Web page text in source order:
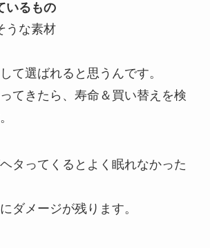
いるもの
うな素材
て選ばれると思うんです。
てきたら、寿命＆買い替えを検
タってくるとよく眠れなかった
ダメージが残ります。